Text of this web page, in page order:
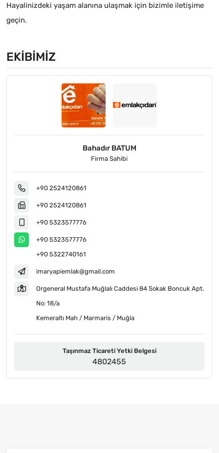
Hayalinizdeki yaşam alanına ulaşmak için bizimle iletişime
geçin.
EKIBIMIZ
Bahadır BATUM
Firma Sahibi
+90 2524120861
+90 2524120861
+90 5323577776
+90 5323577776
+90 5322740161
imaryapiemlak@gmail.com
Orgeneral Mustafa Muğlalı Caddesi 84 Sokak Boncuk Apt.
No: 18/a
Kemeraltı Mah / Marmaris / Muğla
Taşınmaz Ticareti Yetki Belgesi
4802455